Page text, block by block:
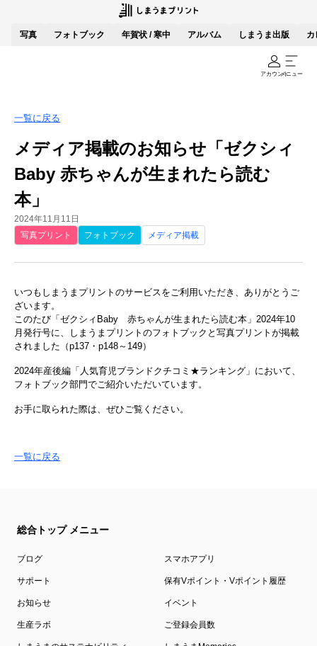
写真 フォトブック 年賀状 / 寒中 アルバム しまうま出版 カ
アカウントメニュー
一覧に戻る
メディア掲載のお知らせ「ゼクシィ
Baby 赤ちゃんが生まれたら読む
本」
2024年11月11日
写真プリント
フォトブック メディア掲載
いつもしまうまプリントのサービスをご利用いただき、ありがとうご
ざいます。
このたび「ゼクシィBaby 赤ちゃんが生まれたら読む本」2024年10
月発行号に、しまうまプリントのフォトブックと写真プリントが掲載
されました（p137・p148～149）
2024年産後編「人気育児ブランドクチコミ★ランキング」において、
フォトブック部門でご紹介いただいています。
お手に取られた際は、ぜひご覧ください。
一覧に戻る
総合トップ メニュー
ブログ スマホアプリ
サポート 保有Vポイント・Vポイント履歴
お知らせ イベント
生産ラボ ご登録会員数